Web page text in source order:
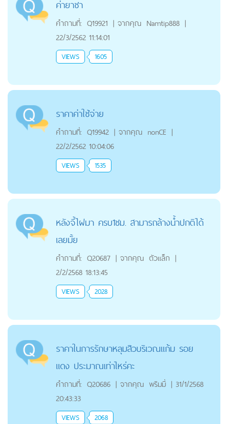
ค่ายาชา
คำถามที่: Q19921 | จากคุณ Namtip888 |
22/3/2562 11:14:01
VIEWS 1605
ราคาค่าใช้จ่าย
คำถามที่: Q19942 | จากคุณ nonCE |
22/2/2562 10:04:06
VIEWS 1535
หลังจี้ไฝมา ครบ1ชม. สามารถล้างน้ำปกติได้
เลยมั้ย
คำถามที่: Q20687 | จากคุณ ตัวแล็ก |
2/2/2568 18:13:45
VIEWS 2028
ราคาในการรักษาหลุมสิวบริเวณแก้ม รอย
แดง ประมาณเท่าไหร่คะ
คำถามที่: Q20686 | จากคุณ พริมมี่ | 31/1/2568
20:43:33
VIEWS 2068